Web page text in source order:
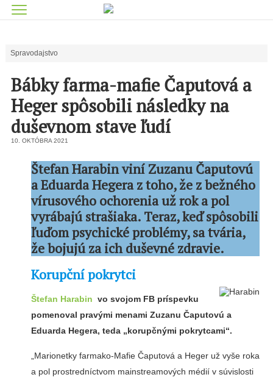
Spravodajstvo
Bábky farma-mafie Čaputová a
Heger spôsobili následky na
duševnom stave ľudí
10. OKTÓBRA 2021
Štefan Harabin viní Zuzanu Čaputovú
a Eduarda Hegera z toho, že z bežného
vírusového ochorenia už rok a pol
vyrábajú strašiaka. Teraz, keď spôsobili
ľuďom psychické problémy, sa tvária,
že bojujú za ich duševné zdravie.
Korupční pokrytci
Štefan Harabin vo svojom FB príspevku
pomenoval pravými menami Zuzanu Čaputovú a
Eduarda Hegera, teda „korupčnými pokrytcami“.
„Marionetky farmako-Mafie Čaputová a Heger už vyše roka
a pol prostredníctvom mainstreamových médií v súvislosti